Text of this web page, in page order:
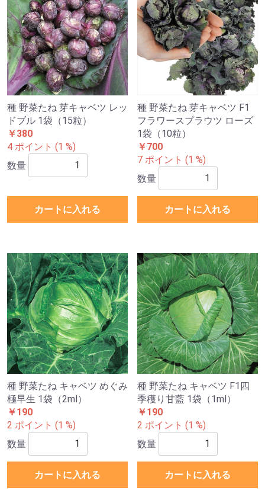
種 野菜たね 芽キャベツ レッ
ドブル 1袋（15粒）
￥380
4 ポイント (1 %)
数量
カートに入れる
種 野菜たね 芽キャベツ F1
フラワースプラウツ ローズ
1袋（10粒）
￥700
7 ポイント (1 %)
数量
カートに入れる
種 野菜たね キャベツ めぐみ
極早生 1袋（2ml）
￥190
2 ポイント (1 %)
数量
カートに入れる
種 野菜たね キャベツ F1四
季穫り甘藍 1袋（1ml）
￥190
2 ポイント (1 %)
数量
カートに入れる